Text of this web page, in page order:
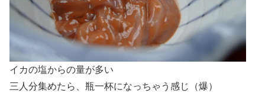
イカの塩からの量が多い
三人分集めたら、瓶一杯になっちゃう感じ（爆）